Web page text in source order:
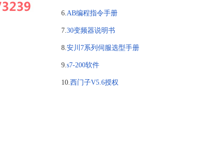
6.AB编程指令手册
7.30变频器说明书
8.安川7系列伺服选型手册
9.s7-200软件
10.西门子V5.6授权